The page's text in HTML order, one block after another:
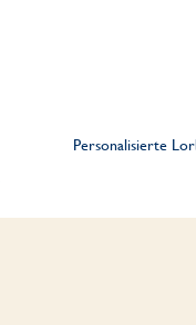
Personalisierte